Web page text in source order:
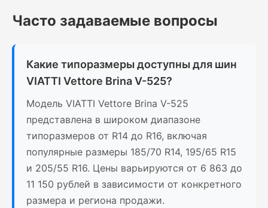
Часто задаваемые вопросы
Какие типоразмеры доступны для шин
VIATTI Vettore Brina V-525?
Модель VIATTI Vettore Brina V-525
представлена в широком диапазоне
типоразмеров от R14 до R16, включая
популярные размеры 185/70 R14, 195/65 R15
и 205/55 R16. Цены варьируются от 6 863 до
11 150 рублей в зависимости от конкретного
размера и региона продажи.